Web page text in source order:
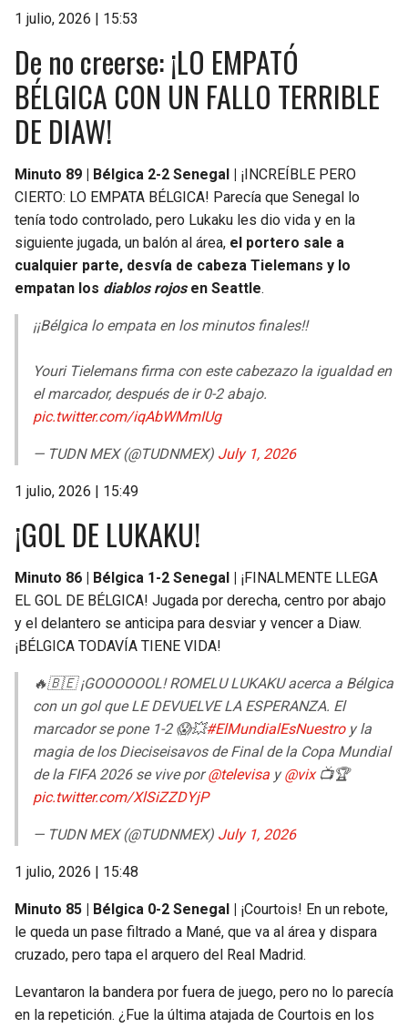
1 julio, 2026 | 15:53
De no creerse: ¡LO EMPATÓ
BÉLGICA CON UN FALLO TERRIBLE
DE DIAW!
Minuto 89 | Bélgica 2-2 Senegal | ¡INCREÍBLE PERO
CIERTO: LO EMPATA BÉLGICA! Parecía que Senegal lo
tenía todo controlado, pero Lukaku les dio vida y en la
siguiente jugada, un balón al área, el portero sale a
cualquier parte, desvía de cabeza Tielemans y lo
empatan los diablos rojosen Seattle.
¡¡Bélgica lo empata en los minutos finales!!
Youri Tielemans firma con este cabezazo la igualdad en
el marcador, después de ir 0-2 abajo.
pic.twitter.com/iqAbWMmIUg
— TUDN MEX (@TUDNMEX) July 1, 2026
1 julio, 2026 | 15:49
¡GOL DE LUKAKU!
Minuto 86 | Bélgica 1-2 Senegal | ¡FINALMENTE LLEGA
EL GOL DE BÉLGICA! Jugada por derecha, centro por abajo
y el delantero se anticipa para desviar y vencer a Diaw.
¡BÉLGICA TODAVÍA TIENE VIDA!
🔥🇧🇪 ¡GOOOOOOL! ROMELU LUKAKU acerca a Bélgica
con un gol que LE DEVUELVE LA ESPERANZA. El
marcador se pone 1-2 😱💥#ElMundialEsNuestroy la
magia de los Dieciseisavos de Final de la Copa Mundial
de la FIFA 2026 se vive por@televisa y@vix📺🏆
pic.twitter.com/XlSiZZDYjP
— TUDN MEX (@TUDNMEX) July 1, 2026
1 julio, 2026 | 15:48
Minuto 85 | Bélgica 0-2 Senegal | ¡Courtois! En un rebote,
le queda un pase filtrado a Mané, que va al área y dispara
cruzado, pero tapa el arquero del Real Madrid.
Levantaron la bandera por fuera de juego, pero no lo parecía
en la repetición. ¿Fue la última atajada de Courtois en los